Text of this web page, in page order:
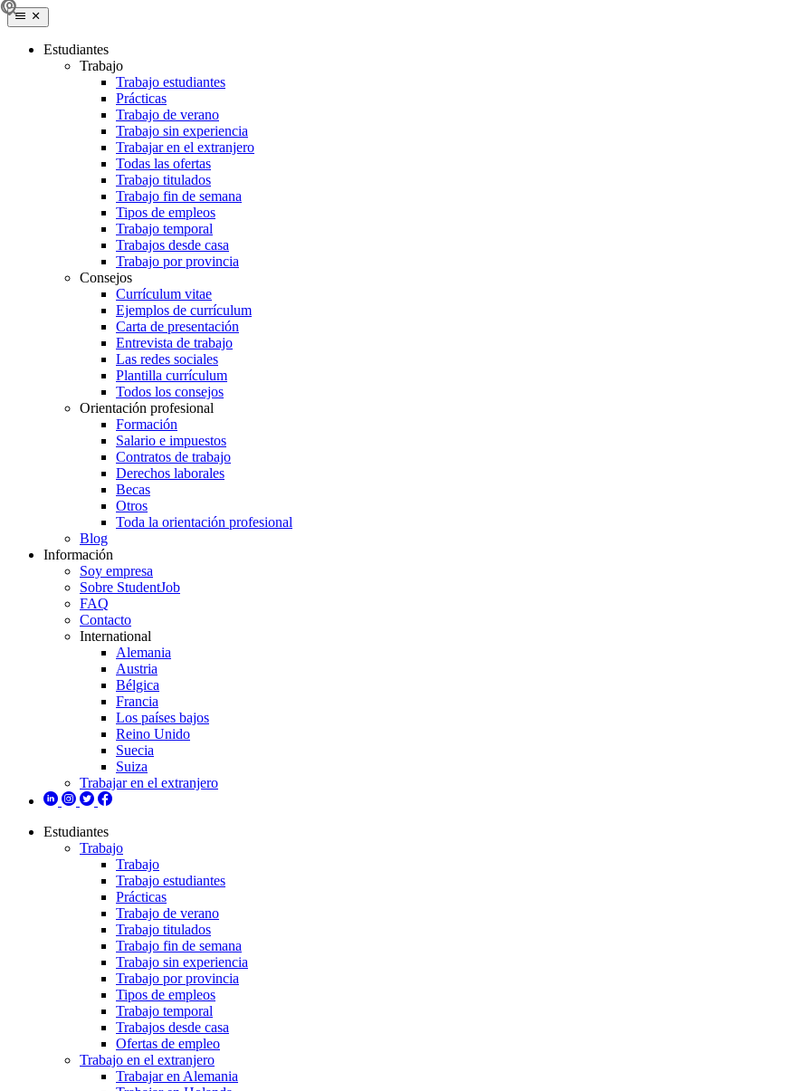
Estudiantes
Trabajo
Trabajo estudiantes
Prácticas
Trabajo de verano
Trabajo sin experiencia
Trabajar en el extranjero
Todas las ofertas
Trabajo titulados
Trabajo fin de semana
Tipos de empleos
Trabajo temporal
Trabajos desde casa
Trabajo por provincia
Consejos
Currículum vitae
Ejemplos de currículum
Carta de presentación
Entrevista de trabajo
Las redes sociales
Plantilla currículum
Todos los consejos
Orientación profesional
Formación
Salario e impuestos
Contratos de trabajo
Derechos laborales
Becas
Otros
Toda la orientación profesional
Blog
Información
Soy empresa
Sobre StudentJob
FAQ
Contacto
International
Alemania
Austria
Bélgica
Francia
Los países bajos
Reino Unido
Suecia
Suiza
Trabajar en el extranjero
Estudiantes
Trabajo
Trabajo
Trabajo estudiantes
Prácticas
Trabajo de verano
Trabajo titulados
Trabajo fin de semana
Trabajo sin experiencia
Trabajo por provincia
Tipos de empleos
Trabajo temporal
Trabajos desde casa
Ofertas de empleo
Trabajo en el extranjero
Trabajar en Alemania